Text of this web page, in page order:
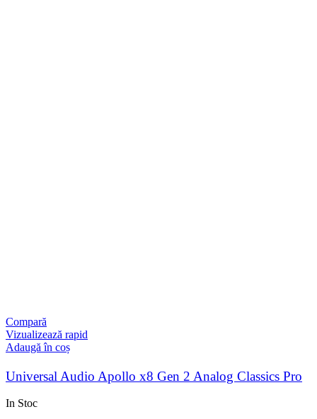
Compară
Vizualizează rapid
Adaugă în coș
Universal Audio Apollo x8 Gen 2 Analog Classics Pro
In Stoc